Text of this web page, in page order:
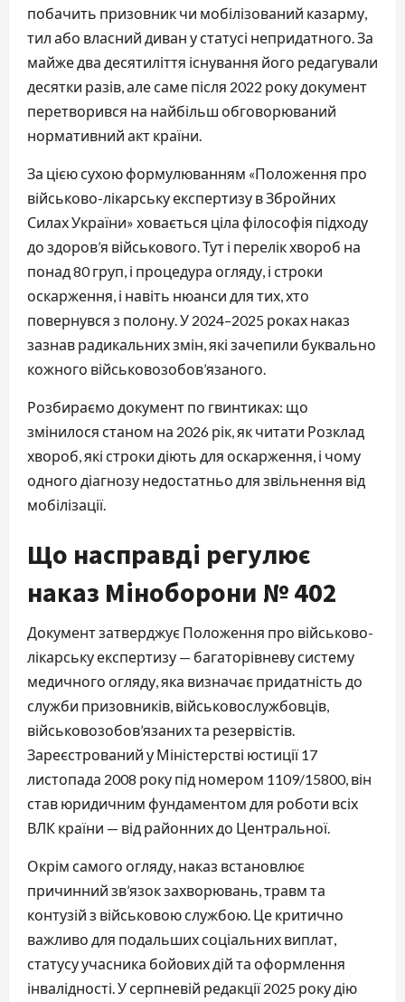
побачить призовник чи мобілізований казарму,
тил або власний диван у статусі непридатного. За
майже два десятиліття існування його редагували
десятки разів, але саме після 2022 року документ
перетворився на найбільш обговорюваний
нормативний акт країни.
За цією сухою формулюванням «Положення про
військово-лікарську експертизу в Збройних
Силах України» ховається ціла філософія підходу
до здоров’я військового. Тут і перелік хвороб на
понад 80 груп, і процедура огляду, і строки
оскарження, і навіть нюанси для тих, хто
повернувся з полону. У 2024–2025 роках наказ
зазнав радикальних змін, які зачепили буквально
кожного військовозобов’язаного.
Розбираємо документ по гвинтиках: що
змінилося станом на 2026 рік, як читати Розклад
хвороб, які строки діють для оскарження, і чому
одного діагнозу недостатньо для звільнення від
мобілізації.
Що насправді регулює
наказ Міноборони № 402
Документ затверджує Положення про військово-
лікарську експертизу — багаторівневу систему
медичного огляду, яка визначає придатність до
служби призовників, військовослужбовців,
військовозобов’язаних та резервістів.
Зареєстрований у Міністерстві юстиції 17
листопада 2008 року під номером 1109/15800, він
став юридичним фундаментом для роботи всіх
ВЛК країни — від районних до Центральної.
Окрім самого огляду, наказ встановлює
причинний зв’язок захворювань, травм та
контузій з військовою службою. Це критично
важливо для подальших соціальних виплат,
статусу учасника бойових дій та оформлення
інвалідності. У серпневій редакції 2025 року дію